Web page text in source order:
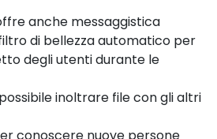
anche messaggistica
di bellezza automatico per
degli utenti durante le
inoltrare file con gli altri